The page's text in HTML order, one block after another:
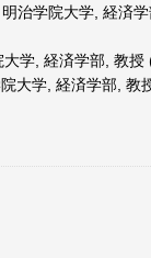
明治学院大学, 経済
大学, 経済学部, 教授
大学, 経済学部, 教